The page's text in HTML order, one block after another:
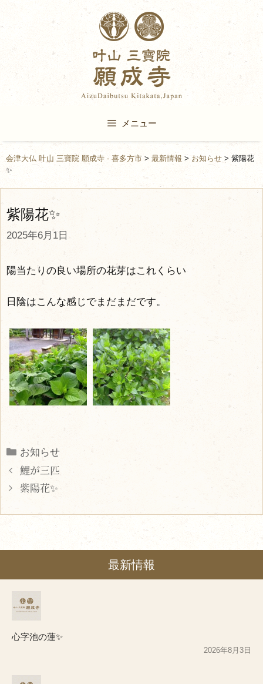
to
content
メニュー
会津大仏 叶山 三寶院 願成寺 - 喜多方市 > 最新情報 > お知らせ > 紫陽花
✨
紫陽花✨
2025年6月1日
陽当たりの良い場所の花芽はこれくらい
日陰はこんな感じでまだまだです。
Categories
お知らせ
鯉が三匹
紫陽花✨
最新情報
心字池の蓮✨
2026年8月3日